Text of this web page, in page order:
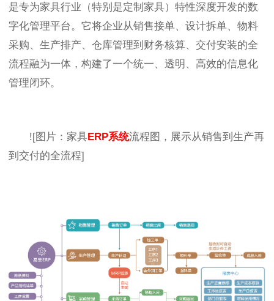
是专为家具行业（特别是定制家具）特性深度开发的数
字化管理平台。它将企业从销售接单、设计拆单、物料
采购、生产排产、仓库管理到财务核算、交付安装的全
流程融为一体，构建了一个统一、透明、高效的信息化
管理闭环。
![图片：家具ERP系统流程图，展示从销售到生产再
到交付的全流程]